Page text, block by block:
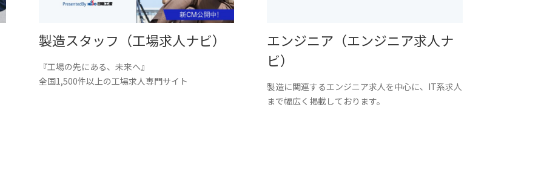
製造スタッフ（工場求人ナビ）
『工場の先にある、未来へ』
全国1,500件以上の工場求人専門サイト
エンジニア（エンジニア求人ナ
ビ）
製造に関連するエンジニア求人を中心に、IT系求人
まで幅広く掲載しております。